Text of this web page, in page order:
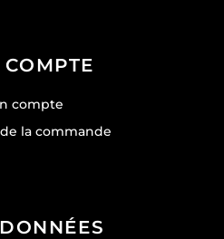
compte
la commande